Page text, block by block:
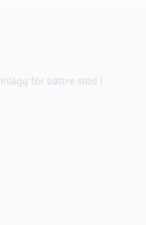
för bättre stöd i